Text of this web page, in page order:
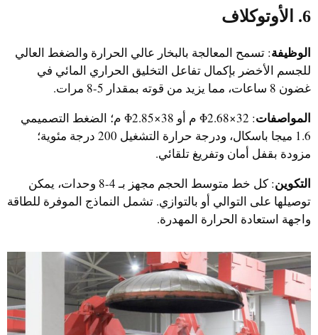
6. الأوتوكلاف
الوظيفة: تسمح المعالجة بالبخار عالي الحرارة والضغط العالي
للجسم الأخضر بإكمال تفاعل التخليق الحراري المائي في
غضون 8 ساعات، مما يزيد من قوته بمقدار 5-8 مرات.
المواصفات
: Φ2.68×32 م أو Φ2.85×38 م؛ الضغط التصميمي
1.6 ميجا باسكال، ودرجة حرارة التشغيل 200 درجة مئوية؛
مزودة بقفل أمان وتفريغ تلقائي.
التكوين
: كل خط متوسط الحجم مجهز بـ 4-8 وحدات، يمكن
توصيلها على التوالي أو بالتوازي. تشمل النماذج الموفرة للطاقة
واجهة استعادة الحرارة المهدرة.